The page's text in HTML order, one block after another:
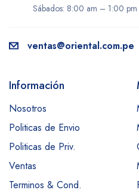
Sábados: 8:00 am – 1:00 pm
ventas@oriental.com.pe
Información
Nosotros
Politicas de Envio
Politicas de Priv.
Ventas
Terminos & Cond.